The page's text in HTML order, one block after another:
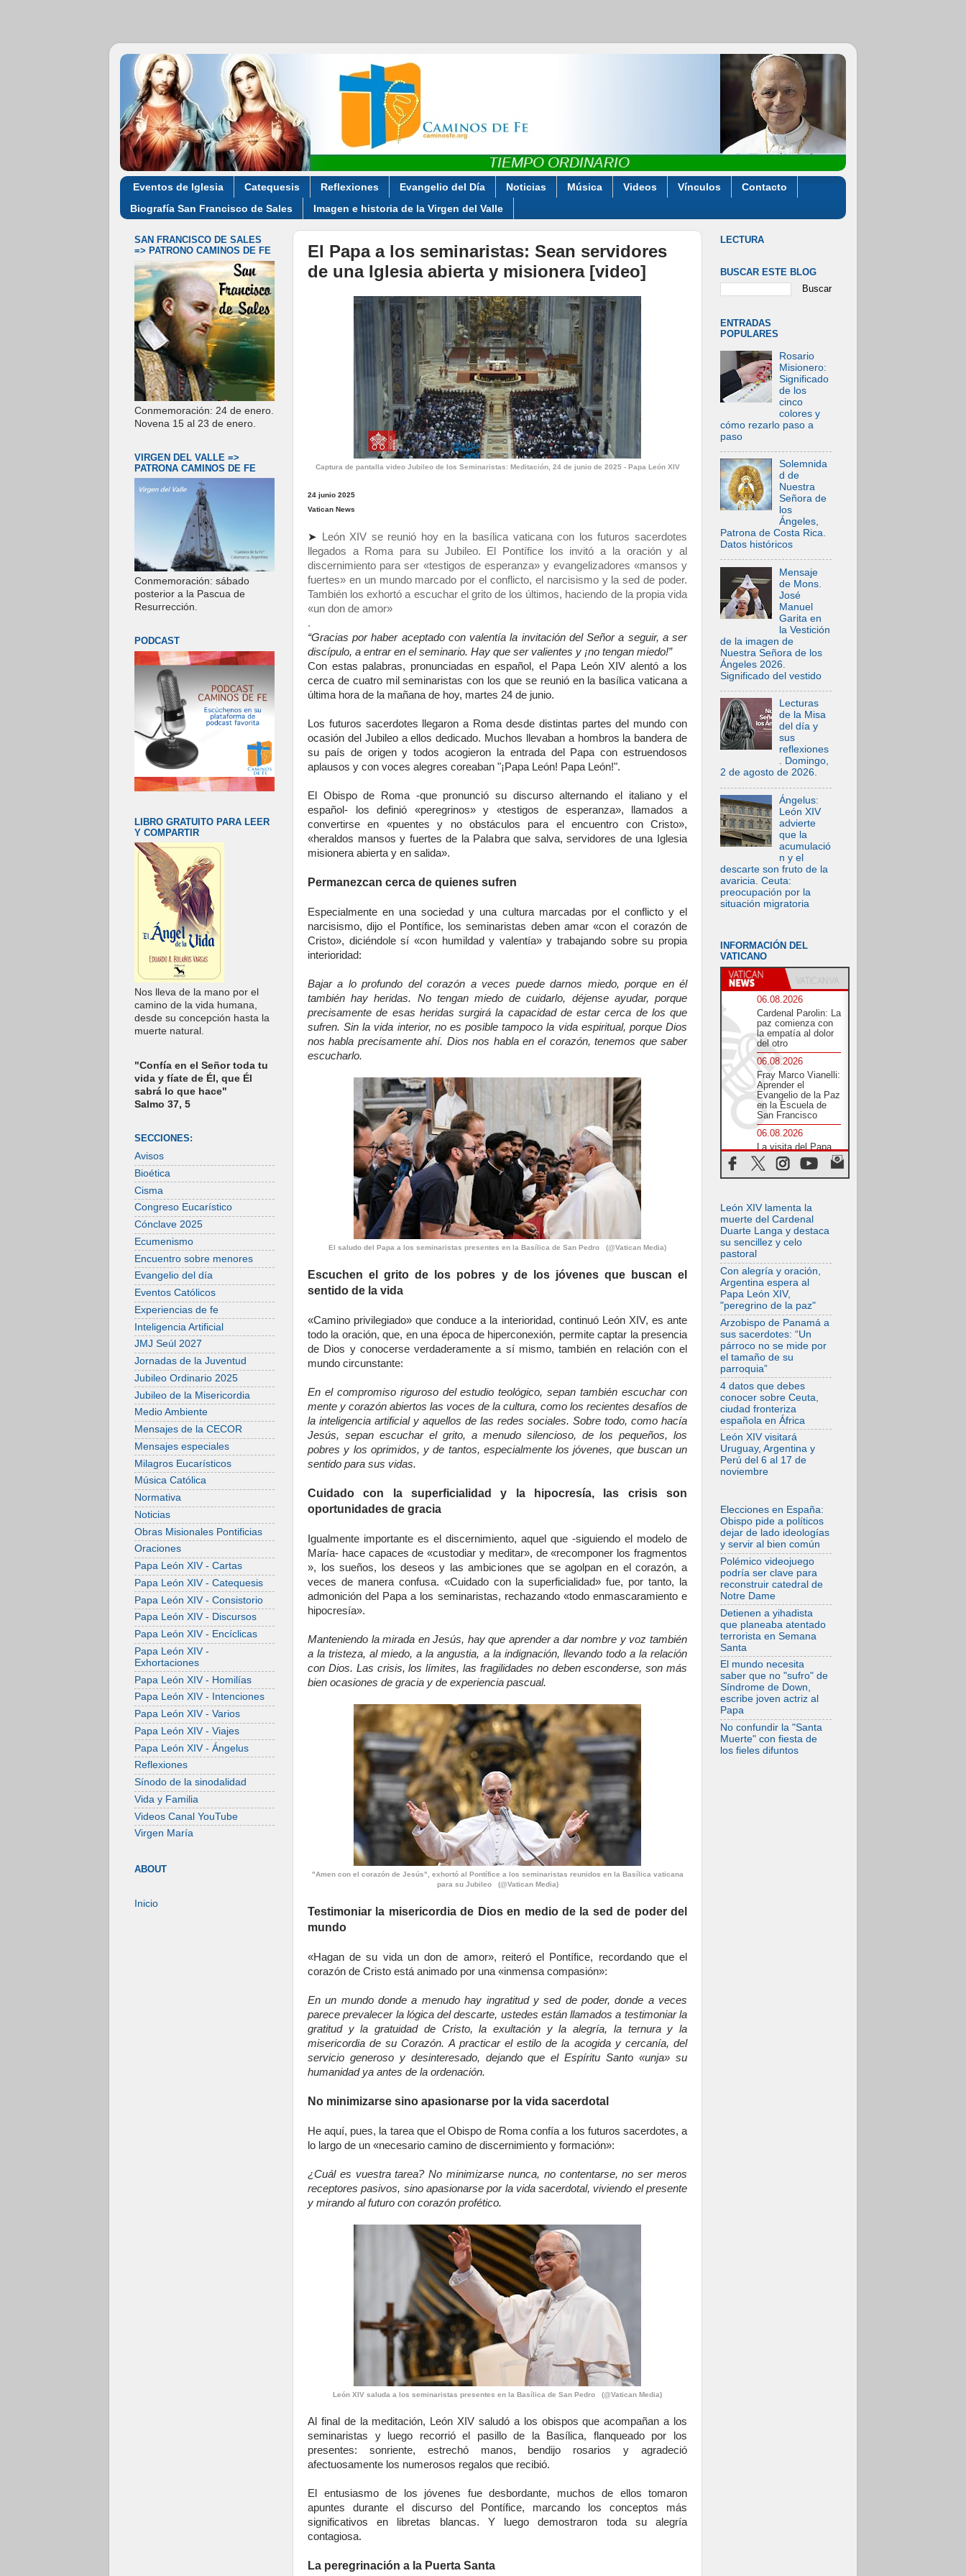
Eventos de Iglesia Catequesis Reflexiones Evangelio del Día Noticias Música Videos Vínculos
Contacto
Biografía San Francisco de Sales
Imagen e historia de la Virgen del Valle
El Papa a los seminaristas: Sean servidores
de una Iglesia abierta y misionera [video]
Captura de pantalla video Jubileo de los Seminaristas: Meditación, 24 de junio de 2025 - Papa León XIV
24 junio 2025
Vatican News
➤
León XIV se reunió hoy en la basílica vaticana con los futuros sacerdotes
llegados a Roma para su Jubileo. El Pontífice los invitó a la oración y al
discernimiento para ser «testigos de esperanza» y evangelizadores «mansos y
fuertes» en un mundo marcado por el conflicto, el narcisismo y la sed de poder.
También los exhortó a escuchar el grito de los últimos, haciendo de la propia vida
«un don de amor»
.
“Gracias por haber aceptado con valentía la invitación del Señor a seguir, a ser
discípulo, a entrar en el seminario. Hay que ser valientes y ¡no tengan miedo!”
Con estas palabras, pronunciadas en español, el Papa León XIV alentó a los
cerca de cuatro mil seminaristas con los que se reunió en la basílica vaticana a
última hora de la mañana de hoy, martes 24 de junio.
Los futuros sacerdotes llegaron a Roma desde distintas partes del mundo con
ocasión del Jubileo a ellos dedicado. Muchos llevaban a hombros la bandera de
su país de origen y todos acogieron la entrada del Papa con estruendosos
aplausos y con voces alegres coreaban "¡Papa León! Papa León!".
El Obispo de Roma -que pronunció su discurso alternando el italiano y el
español- los definió «peregrinos» y «testigos de esperanza», llamados a
convertirse en «puentes y no obstáculos para el encuentro con Cristo»,
«heraldos mansos y fuertes de la Palabra que salva, servidores de una Iglesia
misionera abierta y en salida».
Permanezcan cerca de quienes sufren
Especialmente en una sociedad y una cultura marcadas por el conflicto y el
narcisismo, dijo el Pontífice, los seminaristas deben amar «con el corazón de
Cristo», diciéndole sí «con humildad y valentía» y trabajando sobre su propia
interioridad:
Bajar a lo profundo del corazón a veces puede darnos miedo, porque en él
también hay heridas. No tengan miedo de cuidarlo, déjense ayudar, porque
precisamente de esas heridas surgirá la capacidad de estar cerca de los que
sufren. Sin la vida interior, no es posible tampoco la vida espiritual, porque Dios
nos habla precisamente ahí. Dios nos habla en el corazón, tenemos que saber
escucharlo.
El saludo del Papa a los seminaristas presentes en la Basílica de San Pedro (@Vatican Media)
Escuchen el grito de los pobres y de los jóvenes que buscan el
sentido de la vida
«Camino privilegiado» que conduce a la interioridad, continuó León XIV, es ante
todo la oración, que, en una época de hiperconexión, permite captar la presencia
de Dios y conocerse verdaderamente a sí mismo, también en relación con el
mundo circunstante:
En el compromiso riguroso del estudio teológico, sepan también escuchar con
mente y corazón abiertos las voces de la cultura, como los recientes desafíos de
la inteligencia artificial y aquellos de las redes sociales. Sobre todo, como hacía
Jesús, sepan escuchar el grito, a menudo silencioso, de los pequeños, los
pobres y los oprimidos, y de tantos, especialmente los jóvenes, que buscan un
sentido para sus vidas.
Cuidado con la superficialidad y la hipocresía, las crisis son
oportunidades de gracia
Igualmente importante es el discernimiento, aquel que -siguiendo el modelo de
María- hace capaces de «custodiar y meditar», de «recomponer los fragmentos
», los sueños, los deseos y las ambiciones que se agolpan en el corazón, a
veces de manera confusa. «Cuidado con la superficialidad» fue, por tanto, la
admonición del Papa a los seminaristas, rechazando «todo enmascaramiento e
hipocresía».
Manteniendo la mirada en Jesús, hay que aprender a dar nombre y voz también
a la tristeza, al miedo, a la angustia, a la indignación, llevando todo a la relación
con Dios. Las crisis, los límites, las fragilidades no deben esconderse, son más
bien ocasiones de gracia y de experiencia pascual.
"Amen con el corazón de Jesús", exhortó al Pontífice a los seminaristas reunidos en la Basílica vaticana
para su Jubileo (@Vatican Media)
Testimoniar la misericordia de Dios en medio de la sed de poder del
mundo
«Hagan de su vida un don de amor», reiteró el Pontífice, recordando que el
corazón de Cristo está animado por una «inmensa compasión»:
En un mundo donde a menudo hay ingratitud y sed de poder, donde a veces
parece prevalecer la lógica del descarte, ustedes están llamados a testimoniar la
gratitud y la gratuidad de Cristo, la exultación y la alegría, la ternura y la
misericordia de su Corazón. A practicar el estilo de la acogida y cercanía, del
servicio generoso y desinteresado, dejando que el Espíritu Santo «unja» su
humanidad ya antes de la ordenación.
No minimizarse sino apasionarse por la vida sacerdotal
He aquí, pues, la tarea que el Obispo de Roma confía a los futuros sacerdotes, a
lo largo de un «necesario camino de discernimiento y formación»:
¿Cuál es vuestra tarea? No minimizarse nunca, no contentarse, no ser meros
receptores pasivos, sino apasionarse por la vida sacerdotal, viviendo el presente
y mirando al futuro con corazón profético.
León XIV saluda a los seminaristas presentes en la Basílica de San Pedro (@Vatican Media)
Al final de la meditación, León XIV saludó a los obispos que acompañan a los
seminaristas y luego recorrió el pasillo de la Basílica, flanqueado por los
presentes: sonriente, estrechó manos, bendijo rosarios y agradeció
afectuosamente los numerosos regalos que recibió.
El entusiasmo de los jóvenes fue desbordante, muchos de ellos tomaron
apuntes durante el discurso del Pontífice, marcando los conceptos más
significativos en libretas blancas. Y luego demostraron toda su alegría
contagiosa.
La peregrinación a la Puerta Santa
SAN FRANCISCO DE SALES
=> PATRONO CAMINOS DE FE
Conmemoración: 24 de enero.
Novena 15 al 23 de enero.
VIRGEN DEL VALLE =>
PATRONA CAMINOS DE FE
Conmemoración: sábado
posterior a la Pascua de
Resurrección.
PODCAST
LIBRO GRATUITO PARA LEER
Y COMPARTIR
Nos lleva de la mano por el
camino de la vida humana,
desde su concepción hasta la
muerte natural.
"Confía en el Señor toda tu
vida y fíate de Él, que Él
sabrá lo que hace"
Salmo 37, 5
SECCIONES:
Avisos
Bioética
Cisma
Congreso Eucarístico
Cónclave 2025
Ecumenismo
Encuentro sobre menores
Evangelio del día
Eventos Católicos
Experiencias de fe
Inteligencia Artificial
JMJ Seúl 2027
Jornadas de la Juventud
Jubileo Ordinario 2025
Jubileo de la Misericordia
Medio Ambiente
Mensajes de la CECOR
Mensajes especiales
Milagros Eucarísticos
Música Católica
Normativa
Noticias
Obras Misionales Pontificias
Oraciones
Papa León XIV - Cartas
Papa León XIV - Catequesis
Papa León XIV - Consistorio
Papa León XIV - Discursos
Papa León XIV - Encíclicas
Papa León XIV -
Exhortaciones
Papa León XIV - Homilías
Papa León XIV - Intenciones
Papa León XIV - Varios
Papa León XIV - Viajes
Papa León XIV - Ángelus
Reflexiones
Sínodo de la sinodalidad
Vida y Familia
Videos Canal YouTube
Virgen María
ABOUT
Inicio
LECTURA
BUSCAR ESTE BLOG
ENTRADAS
POPULARES
Rosario
Misionero:
Significado
de los
cinco
colores y
cómo rezarlo paso a
paso
Solemnida
d de
Nuestra
Señora de
los
Ángeles,
Patrona de Costa Rica.
Datos históricos
Mensaje
de Mons.
José
Manuel
Garita en
la Vestición
de la imagen de
Nuestra Señora de los
Ángeles 2026.
Significado del vestido
Lecturas
de la Misa
del día y
sus
reflexiones
. Domingo,
2 de agosto de 2026.
Ángelus:
León XIV
advierte
que la
acumulació
n y el
descarte son fruto de la
avaricia. Ceuta:
preocupación por la
situación migratoria
INFORMACIÓN DEL
VATICANO
06.08.2026
Cardenal Parolin: La
paz comienza con
la empatía al dolor
del otro
06.08.2026
Fray Marco Vianelli:
Aprender el
Evangelio de la Paz
en la Escuela de
San Francisco
06.08.2026
La visita del Papa
León XIV a Asís en
un minuto
de los jóvenes al
Papa: «Hoy nos
sentimos Iglesia»
06.08.2026
Líbano: Reanudan
los coloquios en
Roma en medio de
tensiones y ataques
en el sur del país
06.08.2026
Hiroshima y
Nagasaki, 81 años
después.
Comienzan "Diez
Días Oración por la
Paz"
06.08.2026
Pizzaballa en Asís:
los cristianos
quieren paz
06.08.2026
Sturla: La visita de
León XIV será una
06.08.2026
León XIV: La
revolución del
Evangelio derriba
los muros que
separan
06.08.2026
La Iglesia en Ceuta:
caridad y esperanza
frente al drama
migratorio
León XIV lamenta la
muerte del Cardenal
Duarte Langa y destaca
su sencillez y celo
pastoral
Con alegría y oración,
Argentina espera al
Papa León XIV,
"peregrino de la paz"
Arzobispo de Panamá a
sus sacerdotes: “Un
párroco no se mide por
el tamaño de su
parroquia”
4 datos que debes
conocer sobre Ceuta,
ciudad fronteriza
española en África
León XIV visitará
Uruguay, Argentina y
Perú del 6 al 17 de
noviembre
Elecciones en España:
Obispo pide a políticos
dejar de lado ideologías
y servir al bien común
Polémico videojuego
podría ser clave para
reconstruir catedral de
Notre Dame
Detienen a yihadista
que planeaba atentado
terrorista en Semana
Santa
El mundo necesita
saber que no "sufro" de
Síndrome de Down,
escribe joven actriz al
Papa
No confundir la "Santa
Muerte" con fiesta de
los fieles difuntos